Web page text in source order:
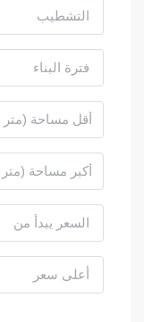
التشطيب
فترة البناء
السعر يبدأ من
أعلى سعر